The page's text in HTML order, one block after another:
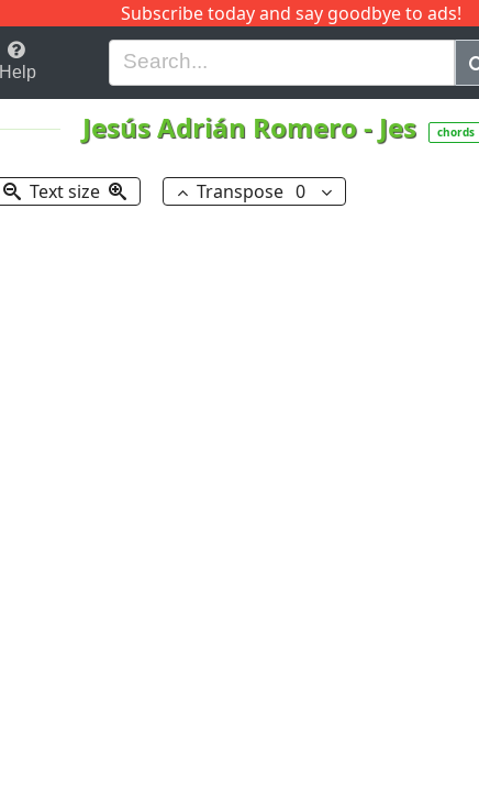
Subscribe today and say goodbye to ads!
H I J Q
Help
Jesús Adrián Romero- Jes chords
Text size Transpose 0